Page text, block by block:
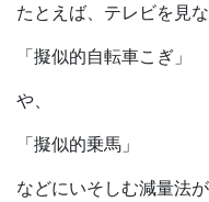
たとえば、テレビを見
「擬似的自転車こぎ」
や、
「擬似的乗馬」
などにいそしむ減量法